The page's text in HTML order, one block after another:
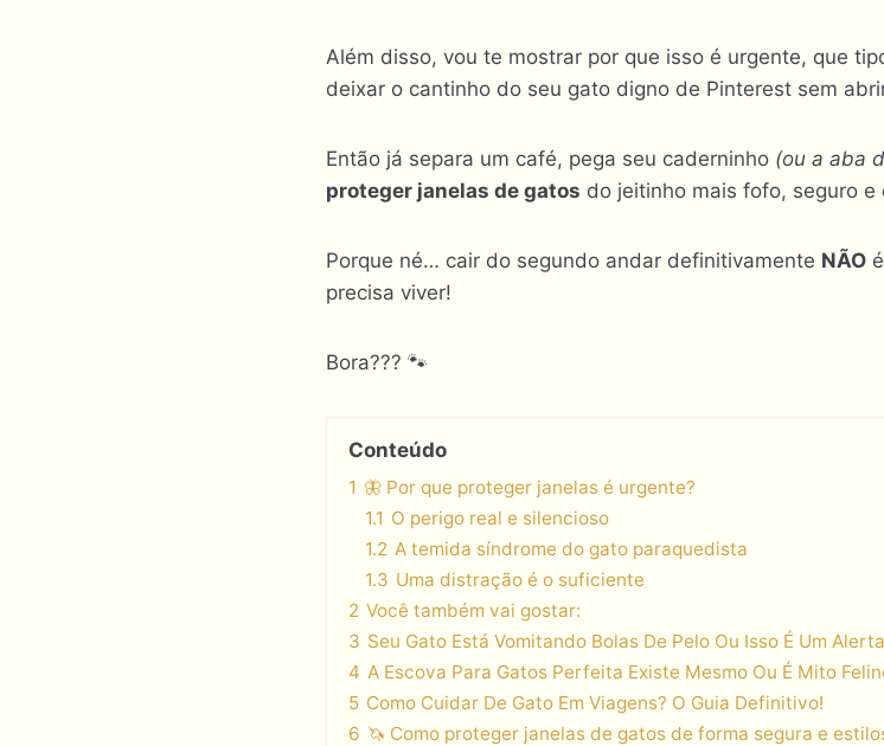
Além disso, vou te mostrar por que isso é urgente, que
deixar o cantinho do seu gato digno de Pinterest sem
Então já separa um café, pega seu caderninho (ou a aba
proteger janelas de gatos do jeitinho mais fofo, seguro e
Porque né… cair do segundo andar definitivamente NÃO
precisa viver!
Bora??? 🐾
Conteúdo
1 🦋 Por que proteger janelas é urgente?
1.1 O perigo real e silencioso
1.2 A temida síndrome do gato paraquedista
1.3 Uma distração é o suficiente
2 Você também vai gostar:
3 Seu Gato Está Vomitando Bolas De Pelo Ou Isso É Um
4 A Escova Para Gatos Perfeita Existe Mesmo Ou É Mito
5 Como Cuidar De Gato Em Viagens? O Guia Definitivo!
6 🦄 Como proteger janelas de gatos de forma segura e